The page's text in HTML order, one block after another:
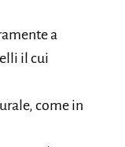
a
il cui
come in